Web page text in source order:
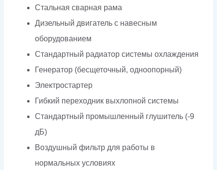
Стальная сварная рама
Дизельный двигатель с навесным
оборудованием
Стандартный радиатор системы охлаждения
Генератор (бесщеточный, одноопорный)
Электростартер
Гибкий переходник выхлопной системы
Стандартный промышленный глушитель (-9
дБ)
Воздушный фильтр для работы в
нормальных условиях